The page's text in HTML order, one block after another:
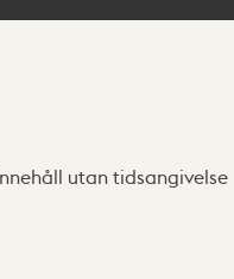
utan tidsangivelse